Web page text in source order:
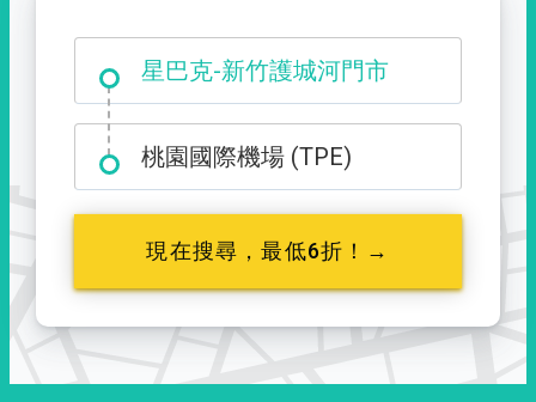
大霸尖山登山口
桃園國際機場 (TPE)
現在搜尋，最低6折！→